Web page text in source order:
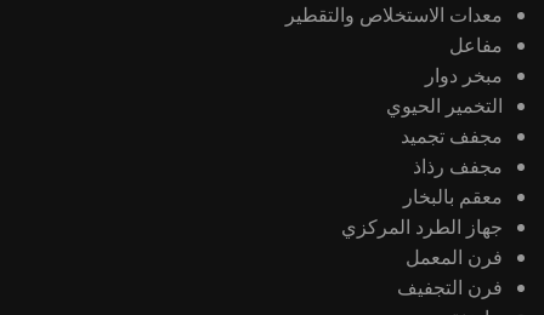
معدات الاستخلاص والتقطير
مفاعل
مبخر دوار
التخمير الحيوي
مجفف تجميد
مجفف رذاذ
معقم بالبخار
جهاز الطرد المركزي
فرن المعمل
فرن التجفيف